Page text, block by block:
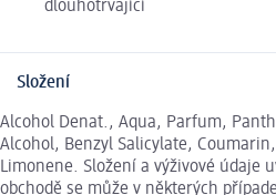
dlouhotrvající
Složení
Alcohol Denat., Aqua, Parfum,
Alcohol, Benzyl Salicylate,
Limonene. Složení a výživové údaje
obchodě se může v některých